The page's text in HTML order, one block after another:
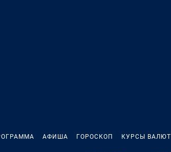
АФИША ГОРОСКОП КУРСЫ ВАЛЮТ